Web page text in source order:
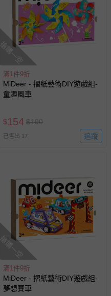
搶購一空
滿1件9折
MiDeer - 摺紙藝術DIY遊戲組-
童趣風車
$154 $190
已售出 17 追蹤
搶購一空
滿1件9折
MiDeer - 摺紙藝術DIY遊戲組-
夢想賽車